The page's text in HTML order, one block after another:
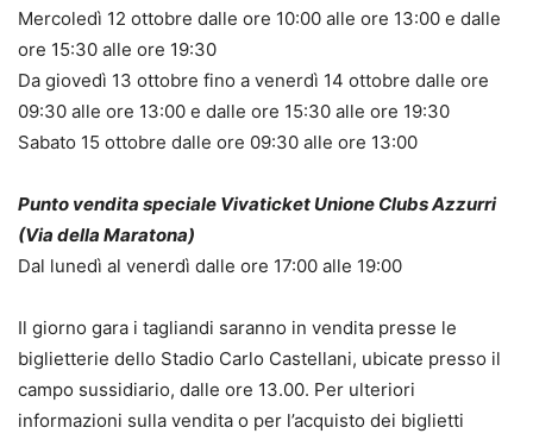
Mercoledì 12 ottobre dalle ore 10:00 alle ore 13:00 e dalle
ore 15:30 alle ore 19:30
Da giovedì 13 ottobre fino a venerdì 14 ottobre dalle ore
09:30 alle ore 13:00 e dalle ore 15:30 alle ore 19:30
Sabato 15 ottobre dalle ore 09:30 alle ore 13:00
Punto vendita speciale Vivaticket Unione Clubs Azzurri
(Via della Maratona)
Dal lunedì al venerdì dalle ore 17:00 alle 19:00
Il giorno gara i tagliandi saranno in vendita presse le
biglietterie dello Stadio Carlo Castellani, ubicate presso il
campo sussidiario, dalle ore 13.00. Per ulteriori
informazioni sulla vendita o per l’acquisto dei biglietti